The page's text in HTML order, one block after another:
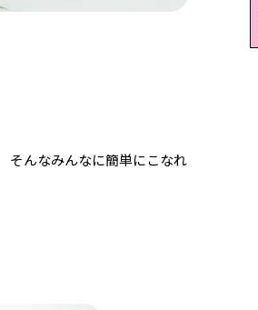
んなみんなに簡単にこなれ